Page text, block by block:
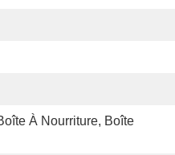
À Nourriture, Boîte